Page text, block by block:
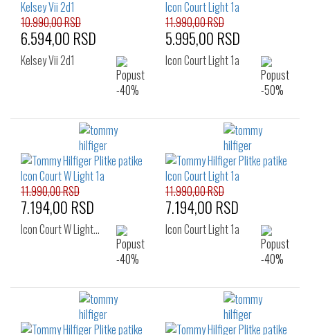
10.990,00 RSD
6.594,00 RSD
Kelsey Vii 2d1
11.990,00 RSD
5.995,00 RSD
Icon Court Light 1a
11.990,00 RSD
7.194,00 RSD
Icon Court W Light…
11.990,00 RSD
7.194,00 RSD
Icon Court Light 1a